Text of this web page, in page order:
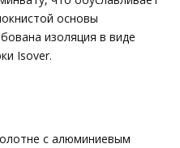
основы
изоляция в виде
Isover.
с алюминиевым